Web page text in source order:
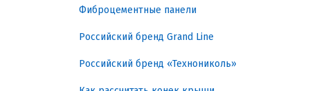
воздействий, минимизирует расходы на
обслуживание и продлевает срок
службы конструкции. В гиде
задач, классификация по типам,
качества, рекомендации по выбору и
Фиброцементные панели
Российский бренд Grand Line
Российский бренд «Технониколь»